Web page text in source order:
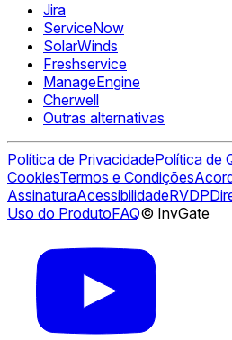
Jira
ServiceNow
SolarWinds
Freshservice
ManageEngine
Cherwell
Outras alternativas
Política de PrivacidadePolítica de
CookiesTermos e Condições
AssinaturaAcessibilidadeRVDP
Uso do ProdutoFAQ© InvGate